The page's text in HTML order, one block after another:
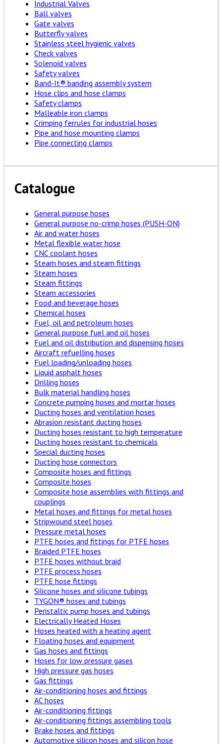
Industrial Valves
Ball valves
Gate valves
Butterfly valves
Stainless steel hygienic valves
Check valves
Solenoid valves
Safety valves
Band-It® banding assembly system
Hose clips and hose clamps
Safety clamps
Malleable iron clamps
Crimping ferrules for industrial hoses
Pipe and hose mounting clamps
Pipe connecting clamps
Catalogue
General purpose hoses
General purpose no-crimp hoses (PUSH-ON)
Air and water hoses
Metal flexible water hose
CNC coolant hoses
Steam hoses and steam fittings
Steam hoses
Steam fittings
Steam accessories
Food and beverage hoses
Chemical hoses
Fuel, oil and petroleum hoses
General purpose fuel and oil hoses
Fuel and oil distribution and dispensing hoses
Aircraft refuelling hoses
Fuel loading/unloading hoses
Liquid asphalt hoses
Drilling hoses
Bulk material handling hoses
Concrete pumping hoses and mortar hoses
Ducting hoses and ventilation hoses
Abrasion resistant ducting hoses
Ducting hoses resistant to high temperature
Ducting hoses resistant to chemicals
Special ducting hoses
Ducting hose connectors
Composite hoses and fittings
Composite hoses
Composite hose assemblies with fittings and
couplings
Metal hoses and fittings for metal hoses
Stripwound steel hoses
Pressure metal hoses
PTFE hoses and fittings for PTFE hoses
Braided PTFE hoses
PTFE hoses without braid
PTFE process hoses
PTFE hose fittings
Silicone hoses and silicone tubings
TYGON® hoses and tubings
Peristaltic pump hoses and tubings
Electrically Heated Hoses
Hoses heated with a heating agent
Floating hoses and equipment
Gas hoses and fittings
Hoses for low pressure gases
High pressure gas hoses
Gas fittings
Air-conditioning hoses and fittings
AC hoses
Air-conditioning fittings
Air-conditioning fittings assembling tools
Brake hoses and fittings
Automotive silicon hoses and silicon hose